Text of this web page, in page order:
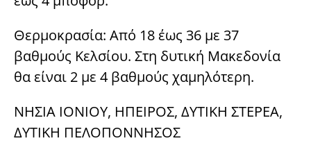
Θερμοκρασία: Από 18 έως 36 με 37
βαθμούς Κελσίου. Στη δυτική Μακεδονία
θα είναι 2 με 4 βαθμούς χαμηλότερη.
ΝΗΣΙΑ ΙΟΝΙΟΥ, ΗΠΕΙΡΟΣ, ΔΥΤΙΚΗ ΣΤΕΡΕΑ,
ΔΥΤΙΚΗ ΠΕΛΟΠΟΝΝΗΣΟΣ